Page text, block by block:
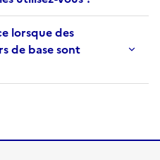
lorsque des
de base sont